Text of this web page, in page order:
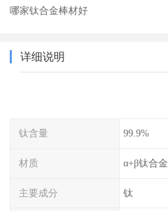
哪家钛合金棒材好
详细说明
钛含量 99.9%
材质 α+β钛合金
主要成分 钛